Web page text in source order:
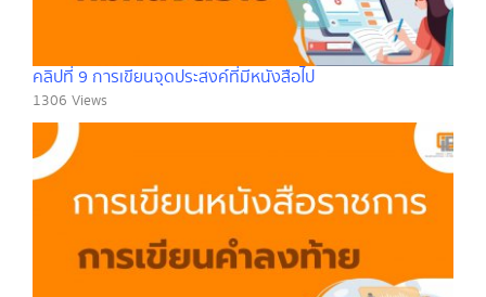
คลิปที่ 9 การเขียนจุดประสงค์ที่มีหนังสือไป
1306 Views